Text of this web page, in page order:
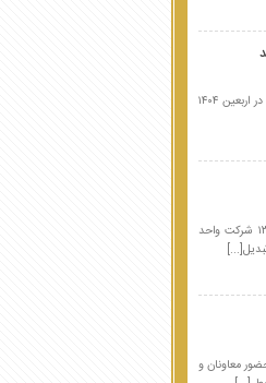
سیدمیثاق اختر با حکم مسئول قرارگاه مرکزی، به‌عنوان مسئول روابط‌عمومی و مستندسازی مرز زرباطیه در اربعین ۱۴۰۴
اتوبوسرانی تهران، از سال ۱۳۰۴ خورشیدی فعالیت خود را آغاز کرد و نهایتا در ۲۵ فروردین سال ۱۳۳۵ شرکت واحد
معاونان و
تهران ...